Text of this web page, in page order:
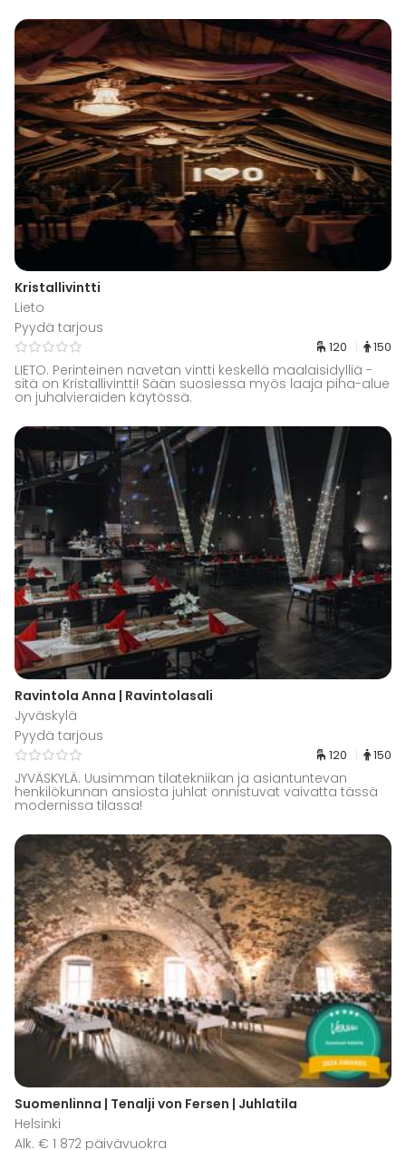
Kristallivintti
Lieto
Pyydä tarjous
120 150
LIETO. Perinteinen navetan vintti keskellä maalaisidylliä -
sitä on Kristallivintti! Sään suosiessa myös laaja piha-alue
on juhalvieraiden käytössä.
Ravintola Anna | Ravintolasali
Jyväskylä
Pyydä tarjous
120 150
JYVÄSKYLÄ. Uusimman tilatekniikan ja asiantuntevan
henkilökunnan ansiosta juhlat onnistuvat vaivatta tässä
modernissa tilassa!
Suomenlinna | Tenalji von Fersen | Juhlatila
Helsinki
Alk. € 1 872 päivävuokra